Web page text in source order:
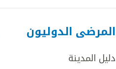
المرضى الدوليون
دليل المدينة